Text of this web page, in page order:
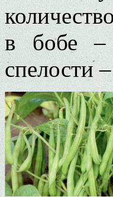
в бобе –
спелости